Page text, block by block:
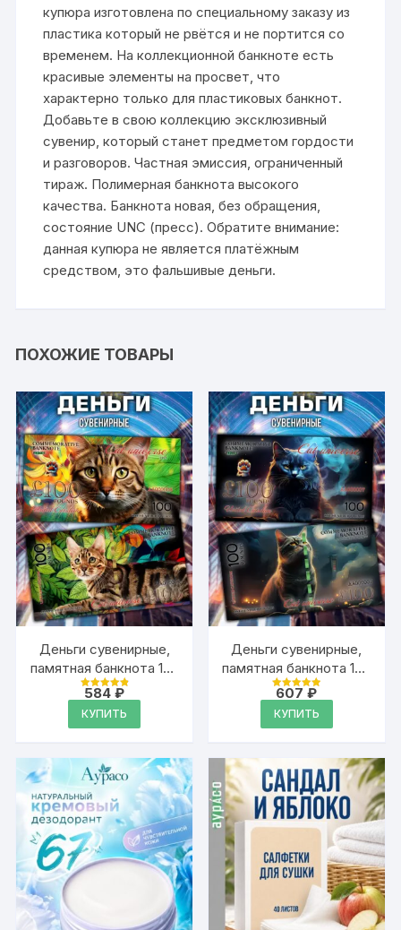
купюра изготовлена по специальному заказу из
пластика который не рвётся и не портится со
временем. На коллекционной банкноте есть
красивые элементы на просвет, что
характерно только для пластиковых банкнот.
Добавьте в свою коллекцию эксклюзивный
сувенир, который станет предметом гордости
и разговоров. Частная эмиссия, ограниченный
тираж. Полимерная банкнота высокого
качества. Банкнота новая, без обращения,
состояние UNC (пресс). Обратите внимание:
данная купюра не является платёжным
средством, это фальшивые деньги.
ПОХОЖИЕ ТОВАРЫ
Деньги сувенирные,
памятная банкнота 100
фунтов стерлингов
Оценка
из 5
584₽
КУПИТЬ
Деньги сувенирные,
памятная банкнота 100
фунтов стерлингов
Оценка
из 5
607₽
КУПИТЬ